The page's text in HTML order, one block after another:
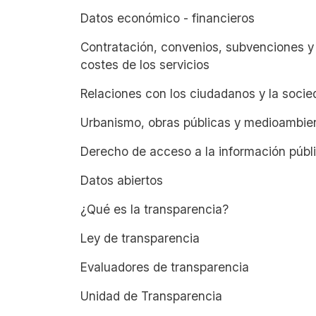
Datos económico - financieros
Contratación, convenios, subvenciones y
costes de los servicios
Relaciones con los ciudadanos y la
Urbanismo, obras públicas y
Derecho de acceso a la información
Datos abiertos
¿Qué es la transparencia?
Ley de transparencia
Evaluadores de transparencia
Unidad de Transparencia